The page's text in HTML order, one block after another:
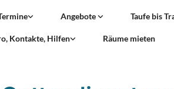
Angebote Taufe bis
Kontakte, Hilfen Räume mieten